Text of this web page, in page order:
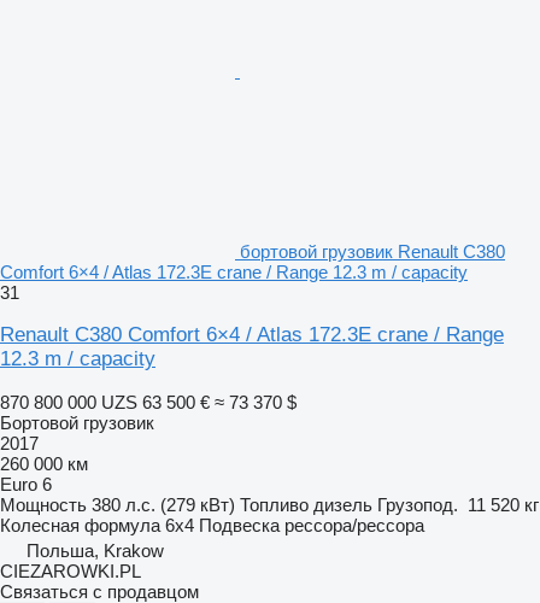
бортовой грузовик Renault C380
Comfort 6×4 / Atlas 172.3E crane / Range 12.3 m / capacity
31
Renault C380 Comfort 6×4 / Atlas 172.3E crane / Range
12.3 m / capacity
870 800 000 UZS 63 500 € ≈ 73 370 $
Бортовой грузовик
2017
260 000 км
Euro 6
Мощность 380 л.с. (279 кВт) Топливо дизель Грузопод. 11 520 кг
Колесная формула 6x4 Подвеска рессора/рессора
Польша, Krakow
CIEZAROWKI.PL
Связаться с продавцом